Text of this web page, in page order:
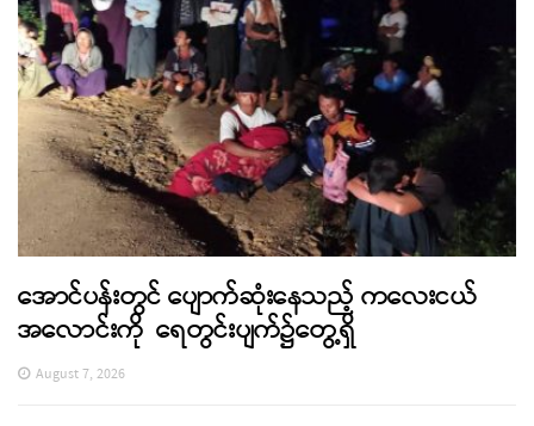
အောင်ပန်းတွင် ပျောက်ဆုံးနေသည့် ကလေးငယ်
အလောင်းကို ရေတွင်းပျက်၌တွေ့ရှိ
August 7, 2026